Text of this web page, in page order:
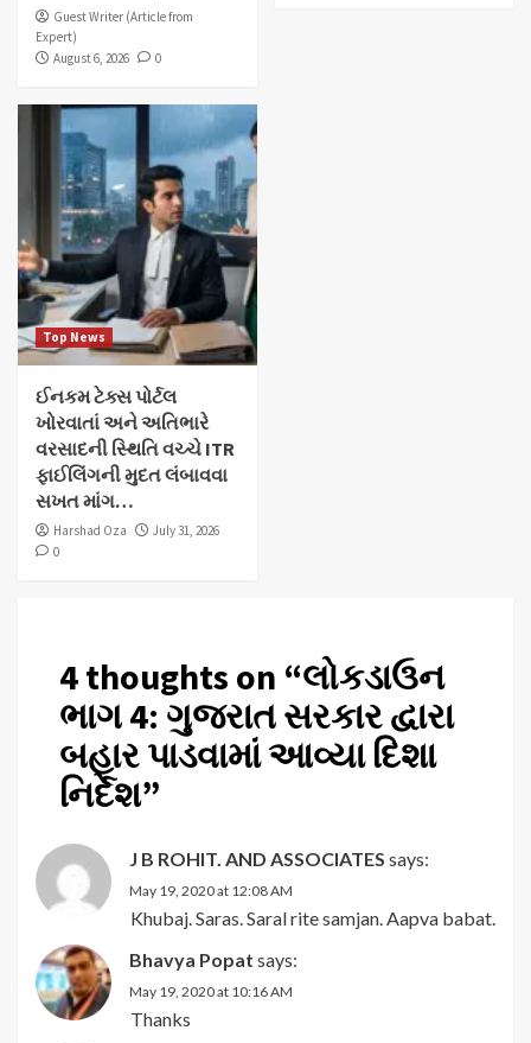
Guest Writer (Article from
Expert)
August 6, 2026
0
Top News
ઈનકમ ટેક્સ પોર્ટલ
ખોરવાતાં અને અતિભારે
વરસાદની સ્થિતિ વચ્ચે ITR
ફાઈલિંગની મુદત લંબાવવા
સખત માંગ…
Harshad Oza
July 31, 2026
0
4 thoughts on “લોકડાઉન
ભાગ 4: ગુજરાત સરકાર દ્વારા
બહાર પાડવામાં આવ્યા દિશા
નિર્દેશ”
J B ROHIT. AND ASSOCIATES says:
May 19, 2020 at 12:08 AM
Khubaj. Saras. Saral rite samjan. Aapva babat.
Bhavya Popat says:
May 19, 2020 at 10:16 AM
Thanks